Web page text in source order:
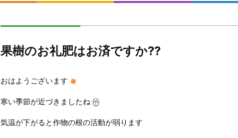
果樹のお礼肥はお済ですか??
おはようございます
寒い季節が近づきましたね
気温が下がると作物の根の活動が弱ります